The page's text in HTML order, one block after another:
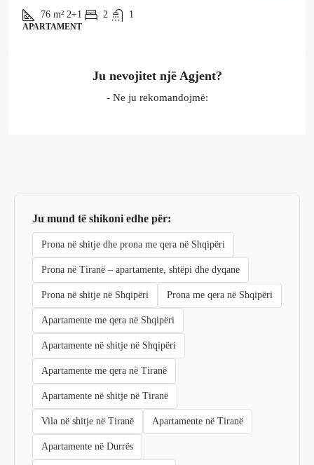
76 m² 2+1 2 1
APARTAMENT
Ju nevojitet një Agjent?
- Ne ju rekomandojmë:
Ju mund të shikoni edhe për:
Prona në shitje dhe prona me qera në Shqipëri
Prona në Tiranë – apartamente, shtëpi dhe dyqane
Prona në shitje në Shqipëri Prona me qera në Shqipëri
Apartamente me qera në Shqipëri
Apartamente në shitje në Shqipëri
Apartamente me qera në Tiranë
Apartamente në shitje në Tiranë
Vila në shitje në Tiranë Apartamente në Tiranë
Apartamente në Durrës